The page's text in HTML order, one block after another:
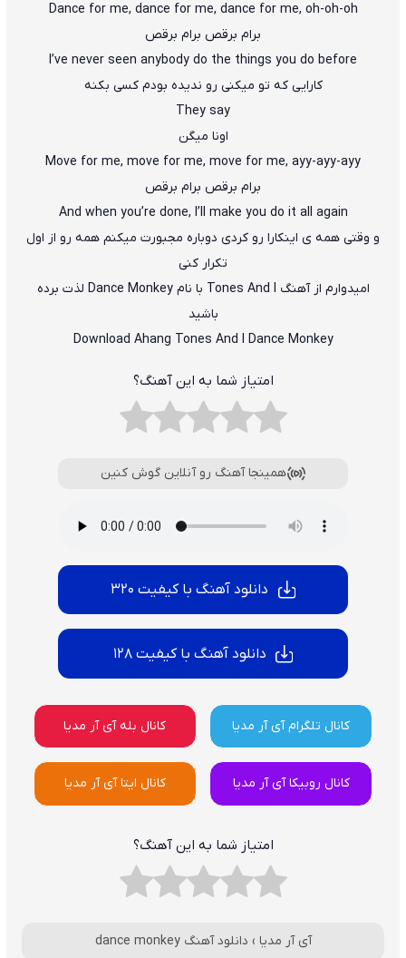
Dance for me, dance for me, dance for me, oh-oh-oh
برام برقص برام برقص
I’ve never seen anybody do the things you do before
کارایی که تو میکنی رو ندیده بودم کسی بکنه
They say
اونا میگن
Move for me, move for me, move for me, ayy-ayy-ayy
برام برقص برام برقص
And when you’re done, I’ll make you do it all again
و وقتی همه ی اینکارا رو کردی دوباره مجبورت میکنم همه رو از اول
تکرار کنی
امیدوارم از آهنگ Tones And I با نام Dance Monkey لذت برده
باشید
Download Ahang Tones And I Dance Monkey
امتیاز شما به این آهنگ؟
همینجا آهنگ رو آنلاین گوش کنین
دانلود آهنگ با کیفیت 320
دانلود آهنگ با کیفیت 128
کانال تلگرام آی آر مدیا کانال بله آی آر مدیا
کانال روبیکا آی آر مدیا کانال ایتا آی آر مدیا
امتیاز شما به این آهنگ؟
آی آر مدیا › دانلود آهنگ dance monkey